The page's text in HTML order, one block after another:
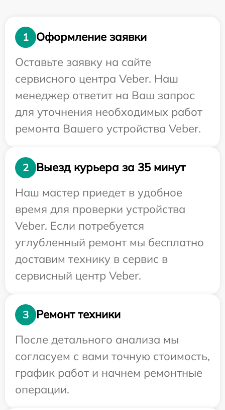
1
Оформление заявки
Оставьте заявку на сайте
сервисного центра Veber. Наш
менеджер ответит на Ваш запрос
для уточнения необходимых работ
ремонта Вашего устройства Veber.
2
Выезд курьера за 35 минут
Наш мастер приедет в удобное
время для проверки устройства
Veber. Если потребуется
углубленный ремонт мы бесплатно
доставим технику в сервис в
сервисный центр Veber.
3
Ремонт техники
После детального анализа мы
согласуем с вами точную стоимость,
график работ и начнем ремонтные
операции.